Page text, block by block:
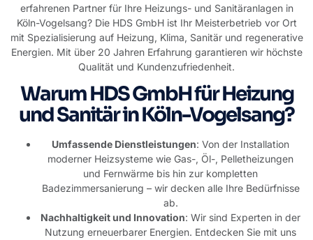
erfahrenen Partner für Ihre Heizungs- und Sanitäranlagen in
Köln-Vogelsang? Die HDS GmbH ist Ihr Meisterbetrieb vor Ort
mit Spezialisierung auf Heizung, Klima, Sanitär und regenerative
Energien. Mit über 20 Jahren Erfahrung garantieren wir höchste
Qualität und Kundenzufriedenheit.
Warum HDS GmbH für Heizung
und Sanitär in Köln-Vogelsang?
Umfassende Dienstleistungen: Von der Installation
moderner Heizsysteme wie Gas-, Öl-, Pelletheizungen
und Fernwärme bis hin zur kompletten
Badezimmersanierung – wir decken alle Ihre Bedürfnisse
ab.
Nachhaltigkeit und Innovation: Wir sind Experten in der
Nutzung erneuerbarer Energien. Entdecken Sie mit uns